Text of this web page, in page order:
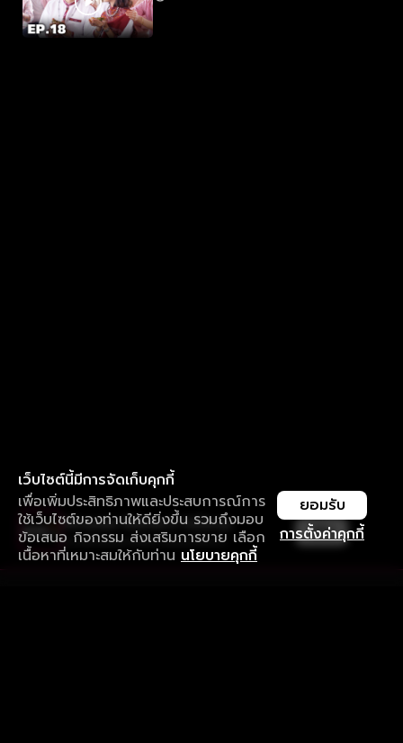
เว็บไซต์นี้มีการจัดเก็บคุกกี้
เพื่อเพิ่มประสิทธิภาพและประสบการณ์การ
ใช้เว็บไซต์ของท่านให้ดียิ่งขึ้น รวมถึงมอบ
ข้อเสนอ กิจกรรม ส่งเสริมการขาย เลือก
เนื้อหาที่เหมาะสมให้กับท่าน นโยบายคุกกี้
การตั้งค่าคุกกี้
ยอมรับ
ใช้งานแอป ลื่นไหลกว่า ไม่มีสะดุด
ดาวน์โหลดแอปเพื่อการรับชมที่ดีกว่า เปิด